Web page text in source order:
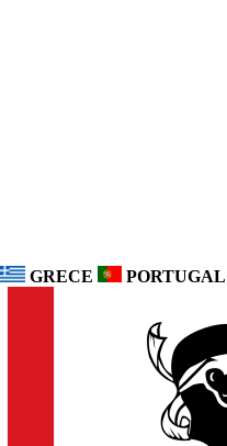
GRECE PORTUGAL